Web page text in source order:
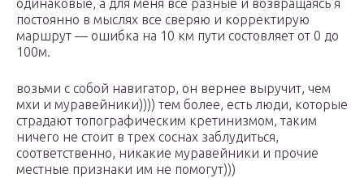
одинаковые, а для меня все разные и возвращаясь я
постоянно в мыслях все сверяю и корректирую
маршрут — ошибка на 10 км пути состовляет от 0 до
100м.
возьми с собой навигатор, он вернее выручит, чем
мхи и муравейники)))) тем более, есть люди, которые
страдают топографическим кретинизмом, таким
ничего не стоит в трех соснах заблудиться,
соответственно, никакие муравейники и прочие
местные признаки им не помогут)))